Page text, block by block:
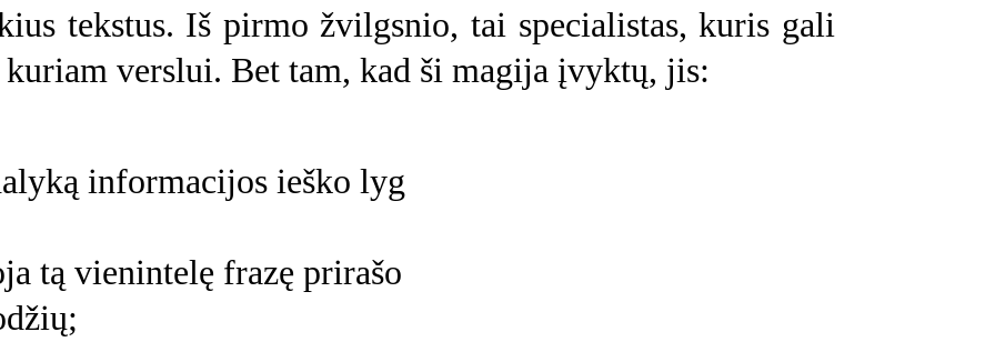
tekstus. Iš pirmo žvilgsnio, tai specialistas, kuris gali
verslui. Bet tam, kad ši magija įvyktų, jis:
informacijos ieško lyg
tą vienintelę frazę prirašo